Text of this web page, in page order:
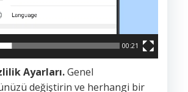
00:21
Ayarları.Genel
değiştirin ve herhangi bir